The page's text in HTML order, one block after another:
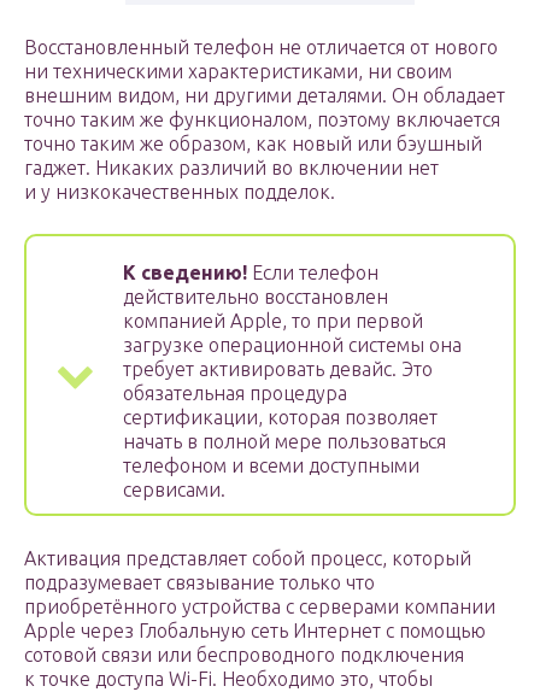
Восстановленный телефон не отличается от нового
ни техническими характеристиками, ни своим
внешним видом, ни другими деталями. Он обладает
точно таким же функционалом, поэтому включается
точно таким же образом, как новый или бэушный
гаджет. Никаких различий во включении нет
и у низкокачественных подделок.
К сведению! Если телефон
действительно восстановлен
компанией Apple, то при первой
загрузке операционной системы она
требует активировать девайс. Это
обязательная процедура
сертификации, которая позволяет
начать в полной мере пользоваться
телефоном и всеми доступными
сервисами.
Активация представляет собой процесс, который
подразумевает связывание только что
приобретённого устройства с серверами компании
Apple через Глобальную сеть Интернет с помощью
сотовой связи или беспроводного подключения
к точке доступа Wi-Fi. Необходимо это, чтобы